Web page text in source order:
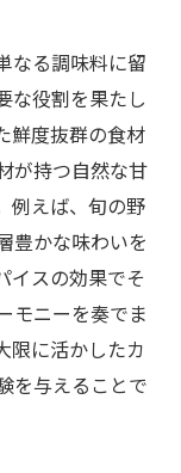
なる調味料に留
な役割を果たし
鮮度抜群の食材
が持つ自然な甘
例えば、旬の野
豊かな味わいを
イスの効果でそ
モニーを奏でま
限に活かしたカ
を与えることで